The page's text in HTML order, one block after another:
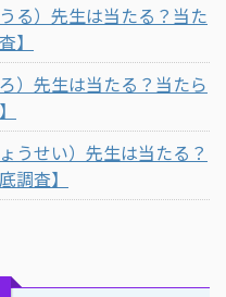
る）先生は当たる？当た
】
）先生は当たる？当たら
うせい）先生は当たる？
調査】